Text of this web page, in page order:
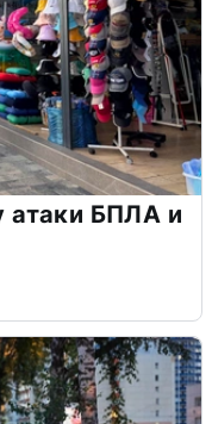
атаки БПЛА и